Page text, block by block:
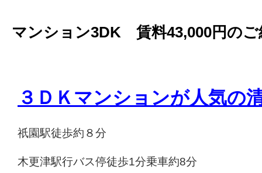
マンション3DK 賃料43,000円のご
３ＤＫマンションが人気の
祇園駅徒歩約８分
木更津駅行バス停徒歩1分乗車約8分